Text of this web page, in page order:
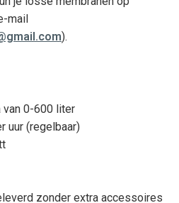
mail
).
van 0-600 liter
uur (regelbaar)
zonder extra accessoires